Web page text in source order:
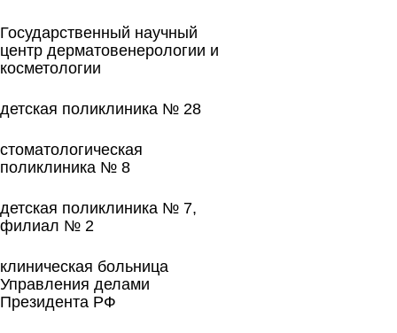
Государственный научный
центр дерматовенерологии и
косметологии
детская поликлиника № 28
стоматологическая
поликлиника № 8
детская поликлиника № 7,
филиал № 2
клиническая больница
Управления делами
Президента РФ